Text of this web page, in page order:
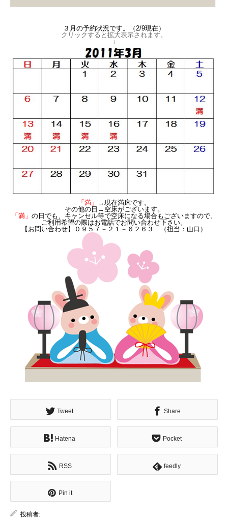
３月の予約状況です。（2/9現在）
クリックすると拡大表示されます。
↓
「満」 →現在満床です。
その他の日→空床がございます。
「満」 の日でも、キャンセル等で空床になる場合もございますので、
ご利用希望の際はお電話でお問い合わせ下さい。
【お問い合わせ】０９５７－２１－６２６３ （担当：山口）
Tweet Share
Hatena Pocket
RSS feedly
Pin it
投稿者: